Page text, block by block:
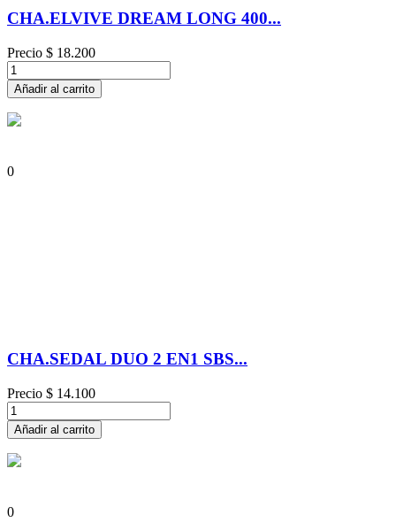
CHA.ELVIVE DREAM LONG 400...
Precio $ 18.200
Añadir al carrito
0
CHA.SEDAL DUO 2 EN1 SBS...
Precio $ 14.100
Añadir al carrito
0